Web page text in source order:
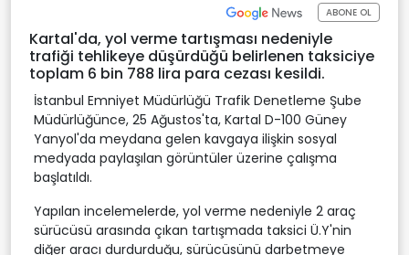
ABONE OL
Kartal'da, yol verme tartışması nedeniyle
trafiği tehlikeye düşürdüğü belirlenen taksiciye
toplam 6 bin 788 lira para cezası kesildi.
İstanbul Emniyet Müdürlüğü Trafik Denetleme Şube
Müdürlüğünce, 25 Ağustos'ta, Kartal D-100 Güney
Yanyol'da meydana gelen kavgaya ilişkin sosyal
medyada paylaşılan görüntüler üzerine çalışma
başlatıldı.
Yapılan incelemelerde, yol verme nedeniyle 2 araç
sürücüsü arasında çıkan tartışmada taksici Ü.Y'nin
diğer aracı durdurduğu, sürücüsünü darbetmeye